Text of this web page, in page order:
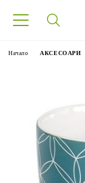
Начало АКСЕСОАРИ